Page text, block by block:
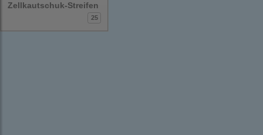
Zellkautschuk-Streifen
25